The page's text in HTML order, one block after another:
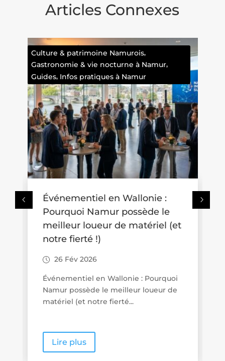
Articles Connexes
Namurois,
nocturne à Namur,
à Namur
en Wallonie :
possède le
de matériel (et
en Wallonie : Pourquoi
le meilleur loueur de
fierté...
Balades & nature de Namur
& vie nocturne à Namur
Namur ?
Namur ?,Que faire à Namur
Namur
Week-end
Namur : 15 idées
Namur en
Belgique ? Namur
qu’il faut pour une